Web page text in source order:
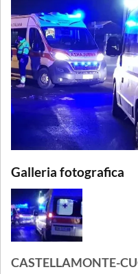
Galleria fotografica
CASTELLAMONTE-